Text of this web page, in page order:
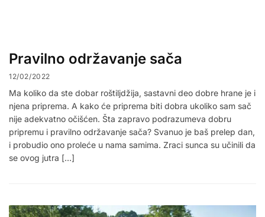
Pravilno održavanje sača
12/02/2022
Ma koliko da ste dobar roštiljdžija, sastavni deo dobre hrane je i
njena priprema. A kako će priprema biti dobra ukoliko sam sač
nije adekvatno očišćen. Šta zapravo podrazumeva dobru
pripremu i pravilno održavanje sača? Svanuo je baš prelep dan,
i probudio ono proleće u nama samima. Zraci sunca su učinili da
se ovog jutra […]